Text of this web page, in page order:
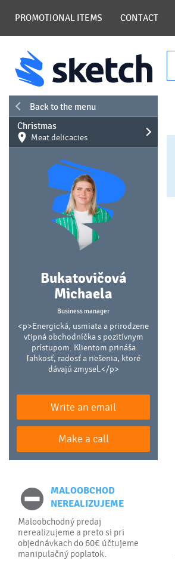
PROMOTIONAL ITEMS CONTACT
Back to the menu
Christmas
Meat delicacies
Bukatovičová
Michaela
Business manager
<p>Energická, usmiata a prirodzene
vtipná obchodníčka s pozitívnym
prístupom. Klientom prináša
ľahkosť, radosť a riešenia, ktoré
dávajú zmysel.</p>
Write an email
Make a call
MALOOBCHOD
NEREALIZUJEME
Maloobchodný predaj
nerealizujeme a preto si pri
objednávkach do 60€ účtujeme
manipulačný poplatok.